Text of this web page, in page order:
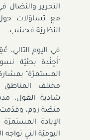
التحرير والنضال
مع تساؤلات حول
النظريّة فحسْب.
في اليوم
"أَجِنْدة بحثيّة
مختلف المناطق
شادية الغول،
منصّة زوم،
الإبادة
اليوميّة التي